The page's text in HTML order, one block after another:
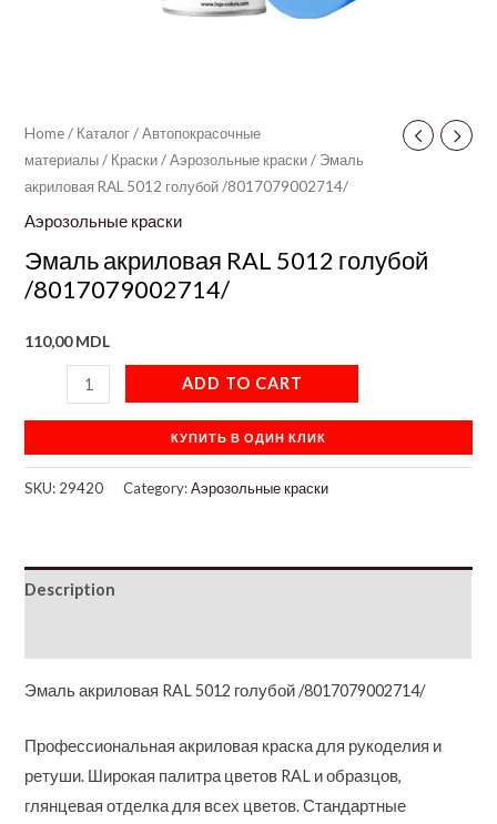
Home/ Каталог/Автопокрасочные
материалы/ Краски/Аэрозольные краски/ Эмаль
акриловая RAL 5012 голубой /8017079002714/
Аэрозольные краски
Эмаль акриловая RAL 5012 голубой
/8017079002714/
110,00MDL
ADD TO CART
КУПИТЬ В ОДИН КЛИК
SKU: 29420 Category:Аэрозольные краски
Description
Эмаль акриловая RAL 5012 голубой /8017079002714/
Профессиональная акриловая краска для рукоделия и
ретуши. Широкая палитра цветов RAL и образцов,
глянцевая отделка для всех цветов. Стандартные